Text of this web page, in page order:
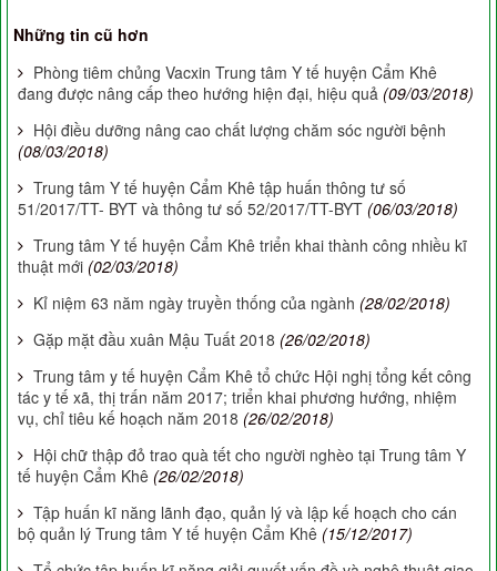
Những tin cũ hơn
Phòng tiêm chủng Vacxin Trung tâm Y tế huyện Cẩm Khê
đang được nâng cấp theo hướng hiện đại, hiệu quả (09/03/2018)
Hội điều dưỡng nâng cao chất lượng chăm sóc người bệnh
(08/03/2018)
Trung tâm Y tế huyện Cẩm Khê tập huấn thông tư số
51/2017/TT- BYT và thông tư số 52/2017/TT-BYT (06/03/2018)
Trung tâm Y tế huyện Cẩm Khê triển khai thành công nhiều kĩ
thuật mới (02/03/2018)
Kỉ niệm 63 năm ngày truyền thống của ngành (28/02/2018)
Gặp mặt đầu xuân Mậu Tuất 2018 (26/02/2018)
Trung tâm y tế huyện Cẩm Khê tổ chức Hội nghị tổng kết công
tác y tế xã, thị trấn năm 2017; triển khai phương hướng, nhiệm
vụ, chỉ tiêu kế hoạch năm 2018 (26/02/2018)
Hội chữ thập đỏ trao quà tết cho người nghèo tại Trung tâm Y
tế huyện Cẩm Khê (26/02/2018)
Tập huấn kĩ năng lãnh đạo, quản lý và lập kế hoạch cho cán
bộ quản lý Trung tâm Y tế huyện Cẩm Khê (15/12/2017)